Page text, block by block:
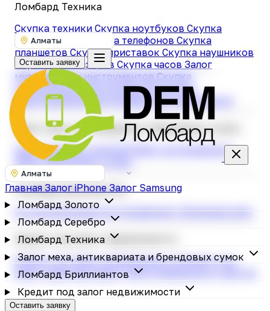
Ломбард Техника
Скупка техники Скупка ноутбуков Скупка
компьютеров
Скупка телефонов Скупка
планшетовСкупка приставок Скупка наушников
Скупка телевизоров Скупка часов Залог
музыкальных инструментов Скупка
строительных инструментовСкупка
электросамокатов
Ломбард фотоаппаратов
Залог меха, антиквариата и брендовых сумок
Залог меховых изделий
Залог антиквариата
Залог брендовых сумок
Ломбард Бриллиантов
Скупка бриллиантовУкрашения с бриллиантами
Кредит под залог недвижимости
Кредит под залог недвижимостиКредит под
залог квартирыЗалог дачи и земельного участка
Алматы
Оставить заявку
Алматы
Главная Залог iPhone Залог Samsung
Ломбард Золото
Ломбард Серебро
Ломбард Техника
Залог меха, антиквариата и брендовых сумок
Ломбард Бриллиантов
Кредит под залог недвижимости
Оставить заявку